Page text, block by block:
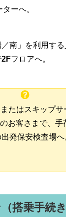
ーへ。
南」を利用す
2Fフロアへ。
たはスキップサ
お客さまで、手
発保安検査場へ
搭乗手続